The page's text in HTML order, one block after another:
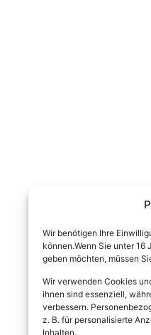
Wir benötigen Ihre
können.Wenn Sie unter
geben möchten, müssen
Wir verwenden Cookies
ihnen sind essenziell,
verbessern.
z. B. für personalisierte
Inhalten.